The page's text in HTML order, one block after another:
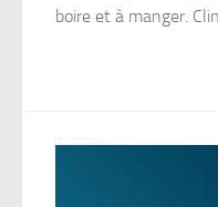
boire et à manger.